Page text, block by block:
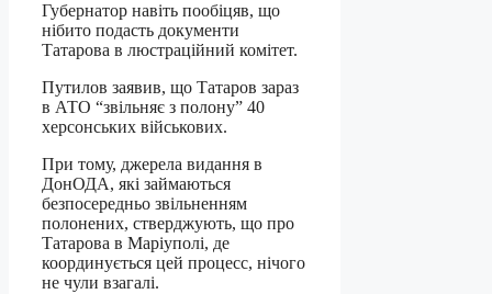
Губернатор навіть пообіцяв, що
нібито подасть документи
Татарова в люстраційний комітет.
Путилов заявив, що Татаров зараз
в АТО “звільняє з полону” 40
херсонських військових.
При тому, джерела видання в
ДонОДА, які займаються
безпосередньо звільненням
полонених, стверджують, що про
Татарова в Маріуполі, де
координується цей процесс, нічого
не чули взагалі.